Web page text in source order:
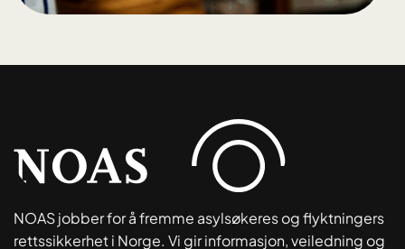
NOAS jobber for å fremme asylsøkeres og flyktningers
rettssikkerhet i Norge. Vi gir informasjon, veiledning og